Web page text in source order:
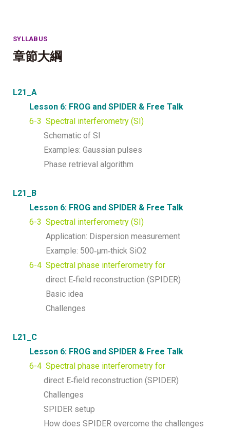
SYLLABUS
章節大綱
L21_A
Lesson 6: FROG and SPIDER & Free Talk
6-3 Spectral interferometry (SI)
Schematic of SI
Examples: Gaussian pulses
Phase retrieval algorithm
L21_B
Lesson 6: FROG and SPIDER & Free Talk
6-3 Spectral interferometry (SI)
Application: Dispersion measurement
Example: 500‐μm‐thick SiO2
6-4 Spectral phase interferometry for
direct E‐field reconstruction (SPIDER)
Basic idea
Challenges
L21_C
Lesson 6: FROG and SPIDER & Free Talk
6-4 Spectral phase interferometry for
direct E‐field reconstruction (SPIDER)
Challenges
SPIDER setup
How does SPIDER overcome the challenges